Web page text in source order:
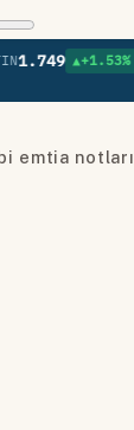
▲+1.53% •🇬🇧
emtia notları